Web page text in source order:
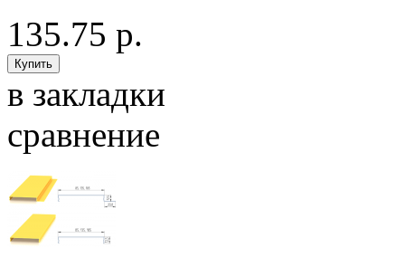
135.75 р.
в закладки
сравнение